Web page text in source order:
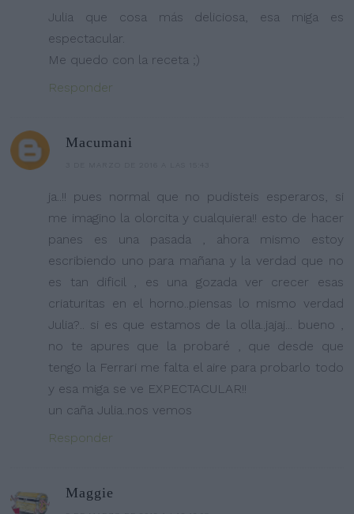
Julia que cosa más deliciosa, esa miga es
espectacular.
Me quedo con la receta ;)
Responder
Macumani
ja..!! pues normal que no pudisteis esperaros, si
me imagino la olorcita y cualquiera!! esto de hacer
panes es una pasada , ahora mismo estoy
escribiendo uno para mañana y la verdad que no
es tan dificil , es una gozada ver crecer esas
criaturitas en el horno..piensas lo mismo verdad
Julia?.. si es que estamos de la olla..jajaj... bueno ,
no te apures que la probaré , que desde que
tengo la Ferrari me falta el aire para probarlo todo
y esa miga se ve EXPECTACULAR!!
un caña Julia..nos vemos
Responder
Maggie